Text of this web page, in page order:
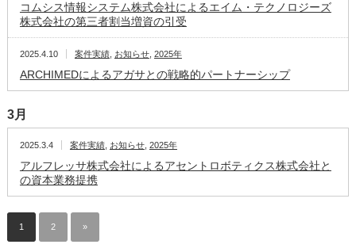
コムシス情報システム株式会社によるエイム・テクノロジーズ
株式会社の第三者割当増資の引受
2025.4.10 案件実績, お知らせ, 2025年
ARCHIMEDによるアガサとの戦略的パートナーシップ
3月
2025.3.4 案件実績, お知らせ, 2025年
アルフレッサ株式会社によるアセントロボティクス株式会社と
の資本業務提携
1 2 »